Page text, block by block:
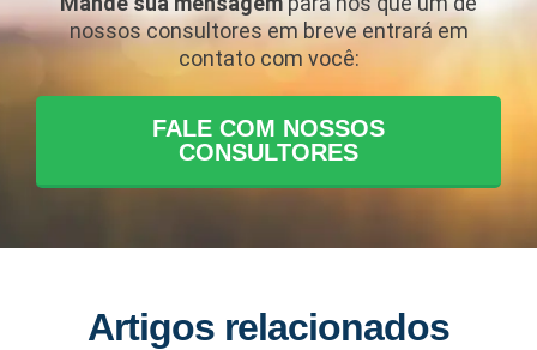
nossos consultores em breve entrará em
contato com você:
FALE COM NOSSOS
CONSULTORES
Artigos relacionados